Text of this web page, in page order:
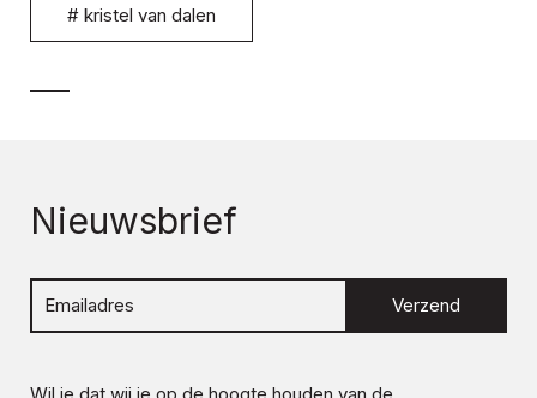
# kristel van dalen
Nieuwsbrief
Verzend